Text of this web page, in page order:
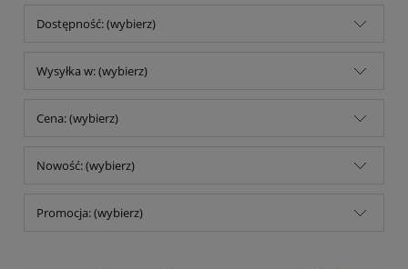
Dostępność: (wybierz)
Wysyłka w: (wybierz)
Cena: (wybierz)
Nowość: (wybierz)
Promocja: (wybierz)